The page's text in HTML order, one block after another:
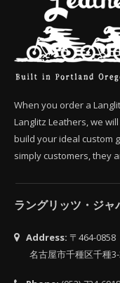
When you order a
Langlitz Leathers, we
build your ideal custom
simply customers, they
ラングリッツ・ジャ
Address: 〒464-0858
名古屋市千種区千種